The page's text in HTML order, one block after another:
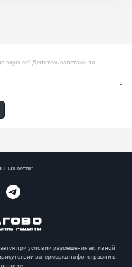
персональными вкусовыми
сетях:
при условии размещения активной
ватермарка на фотографии в
виде.